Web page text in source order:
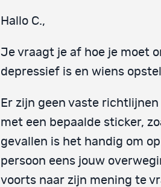
Hallo C.,
Je vraagt je af hoe je moet
depressief is en wiens
Er zijn geen vaste
met een bepaalde sticker,
gevallen is het handig om
persoon eens jouw
voorts naar zijn mening te